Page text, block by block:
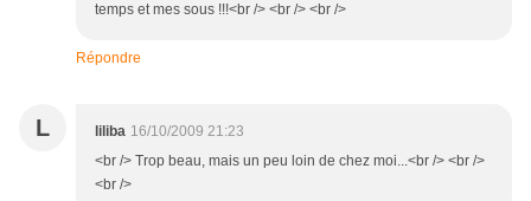
temps et mes sous !!!<br /> <br /> <br />
Répondre
L liliba 16/10/2009 21:23
<br /> Trop beau, mais un peu loin de chez moi...<br /> <br />
<br />